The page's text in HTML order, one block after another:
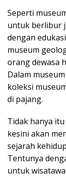
Seperti
untuk berlibur
dengan
museum
orang dewasa
Dalam
koleksi
di pajang.
Tidak hanya
kesini akan
sejarah
Tentunya
untuk